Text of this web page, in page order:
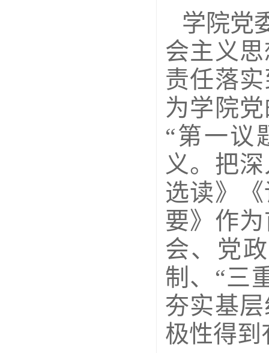
学院党
会主义
责任落
为学院
“第一议
义。把
选读》
要》作
会、党
制、“三
夯实基
极性得到